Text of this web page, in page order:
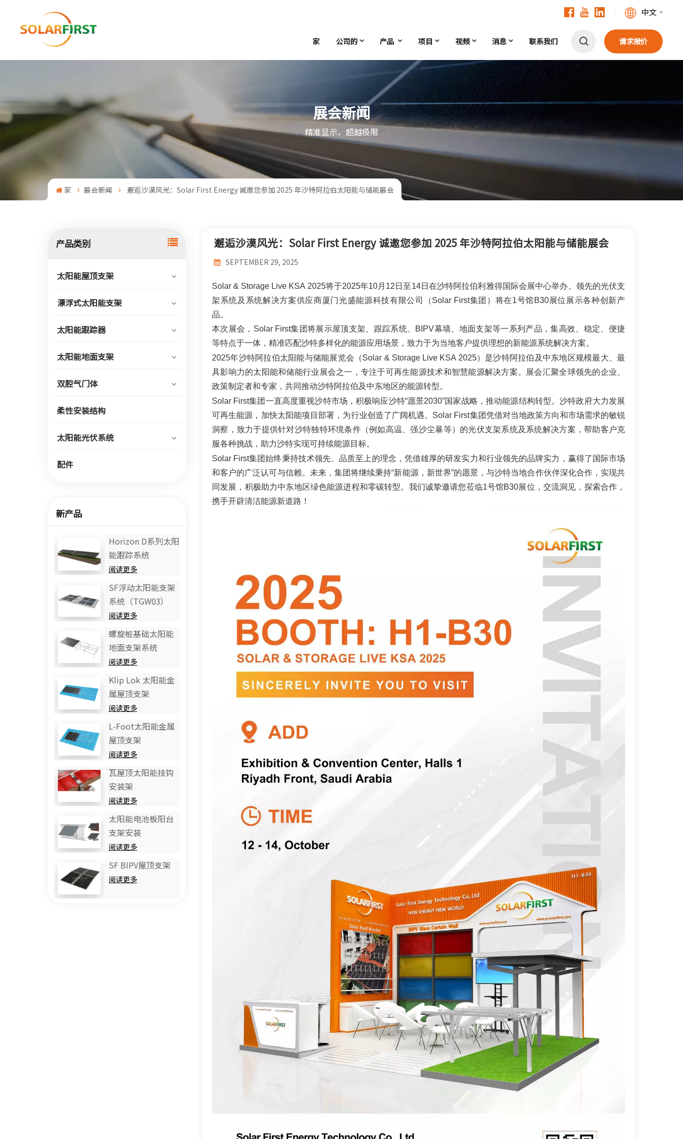
中文
Deutsch
Español
한국어
家 公司的 产品 项目 视频 消息 联系我们 请求报价
展会新闻
精准显示，超越极限
家 展会新闻 邂逅沙漠风光：Solar First Energy 诚邀您参加 2025 年沙特阿拉伯太阳能与储能展会
产品类别
太阳能屋顶支架
漂浮式太阳能支架
太阳能跟踪器
太阳能地面支架
双腔气门体
柔性安装结构
太阳能光伏系统
配件
新产品
Horizo​​n D系列太阳
能跟踪系统
阅读更多
SF浮动太阳能支架
系统（TGW03）
阅读更多
螺旋桩基础太阳能
地面支架系统
阅读更多
Klip Lok 太阳能金
属屋顶支架
阅读更多
L-Foot太阳能金属
屋顶支架
阅读更多
瓦屋顶太阳能挂钩
安装架
阅读更多
太阳能电池板阳台
支架安装
阅读更多
SF BIPV屋顶支架
阅读更多
邂逅沙漠风光：Solar First Energy 诚邀您参加 2025 年沙特阿拉伯太阳能与储能展会
SEPTEMBER 29, 2025
Solar & Storage Live KSA 2025将于2025年10月12日至14日在沙特阿拉伯利雅得国际会展中心举办。领先的光伏支
架系统及系统解决方案供应商厦门光盛能源科技有限公司（Solar First集团）将在1号馆B30展位展示各种创新产
品。
本次展会，Solar First集团将展示屋顶支架、跟踪系统、BIPV幕墙、地面支架等一系列产品，集高效、稳定、便捷
等特点于一体，精准匹配沙特多样化的能源应用场景，致力于为当地客户提供理想的新能源系统解决方案。
2025年沙特阿拉伯太阳能与储能展览会（Solar & Storage Live KSA 2025）是沙特阿拉伯及中东地区规模最大、最
具影响力的太阳能和储能行业展会之一，专注于可再生能源技术和智慧能源解决方案。展会汇聚全球领先的企业、
政策制定者和专家，共同推动沙特阿拉伯及中东地区的能源转型。
Solar First集团一直高度重视沙特市场，积极响应沙特“愿景2030”国家战略，推动能源结构转型。沙特政府大力发展
可再生能源，加快太阳能项目部署，为行业创造了广阔机遇。Solar First集团凭借对当地政策方向和市场需求的敏锐
洞察，致力于提供针对沙特独特环境条件（例如高温、强沙尘暴等）的光伏支架系统及系统解决方案，帮助客户克
服各种挑战，助力沙特实现可持续能源目标。
Solar First集团始终秉持技术领先、品质至上的理念，凭借雄厚的研发实力和行业领先的品牌实力，赢得了国际市场
和客户的广泛认可与信赖。未来，集团将继续秉持“新能源，新世界”的愿景，与沙特当地合作伙伴深化合作，实现共
同发展，积极助力中东地区绿色能源进程和零碳转型。我们诚挚邀请您莅临1号馆B30展位，交流洞见，探索合作，
携手开辟清洁能源新道路！